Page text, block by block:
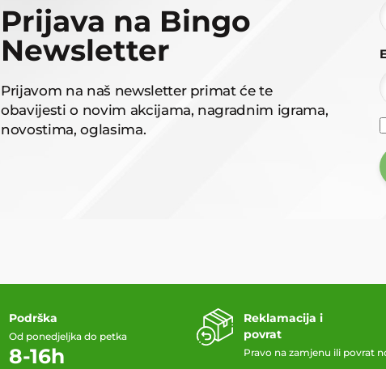
Podrška
Od ponedjeljka do petka
8-16h
Reklamacija i
povrat
Pravo na zamjenu ili povrat
Prijava na Bingo
Newsletter
Prijavom na naš newsletter primat će te
obavijesti o novim akcijama, nagradnim igrama,
novostima, oglasima.